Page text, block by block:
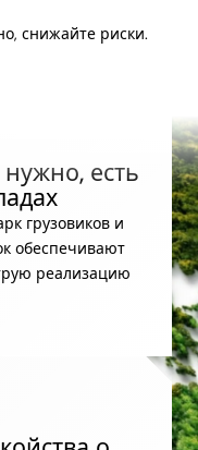
снижайте риски.
есть
грузовиков и
обеспечивают
реализацию